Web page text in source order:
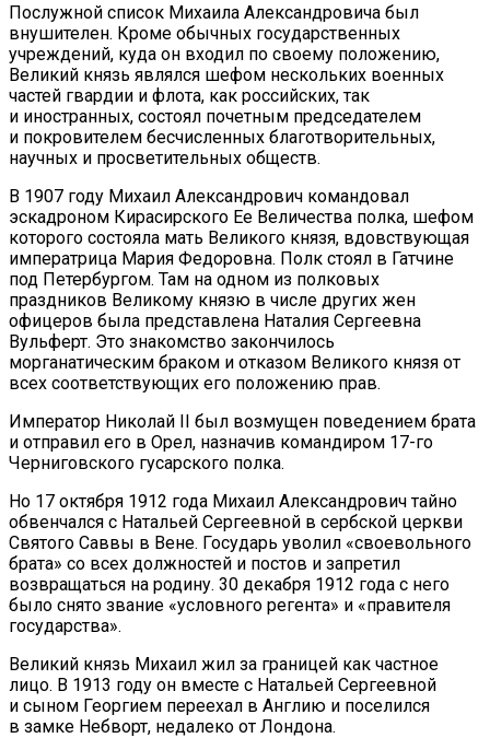
Послужной список Михаила Александровича был
внушителен. Кроме обычных государственных
учреждений, куда он входил по своему положению,
Великий князь являлся шефом нескольких военных
частей гвардии и флота, как российских, так
и иностранных, состоял почетным председателем
и покровителем бесчисленных благотворительных,
научных и просветительных обществ.
В 1907 году Михаил Александрович командовал
эскадроном Кирасирского Ее Величества полка, шефом
которого состояла мать Великого князя, вдовствующая
императрица Мария Федоровна. Полк стоял в Гатчине
под Петербургом. Там на одном из полковых
праздников Великому князю в числе других жен
офицеров была представлена Наталия Сергеевна
Вульферт. Это знакомство закончилось
морганатическим браком и отказом Великого князя от
всех соответствующих его положению прав.
Император Николай II был возмущен поведением брата
и отправил его в Орел, назначив командиром 17-го
Черниговского гусарского полка.
Но 17 октября 1912 года Михаил Александрович тайно
обвенчался с Натальей Сергеевной в сербской церкви
Святого Саввы в Вене. Государь уволил «своевольного
брата» со всех должностей и постов и запретил
возвращаться на родину. 30 декабря 1912 года с него
было снято звание «условного регента» и «правителя
государства».
Великий князь Михаил жил за границей как частное
лицо. В 1913 году он вместе с Натальей Сергеевной
и сыном Георгием переехал в Англию и поселился
в замке Небворт, недалеко от Лондона.